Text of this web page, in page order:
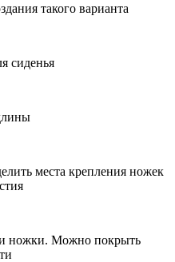
такого варианта
сиденья
места крепления ножек
ножки. Можно покрыть